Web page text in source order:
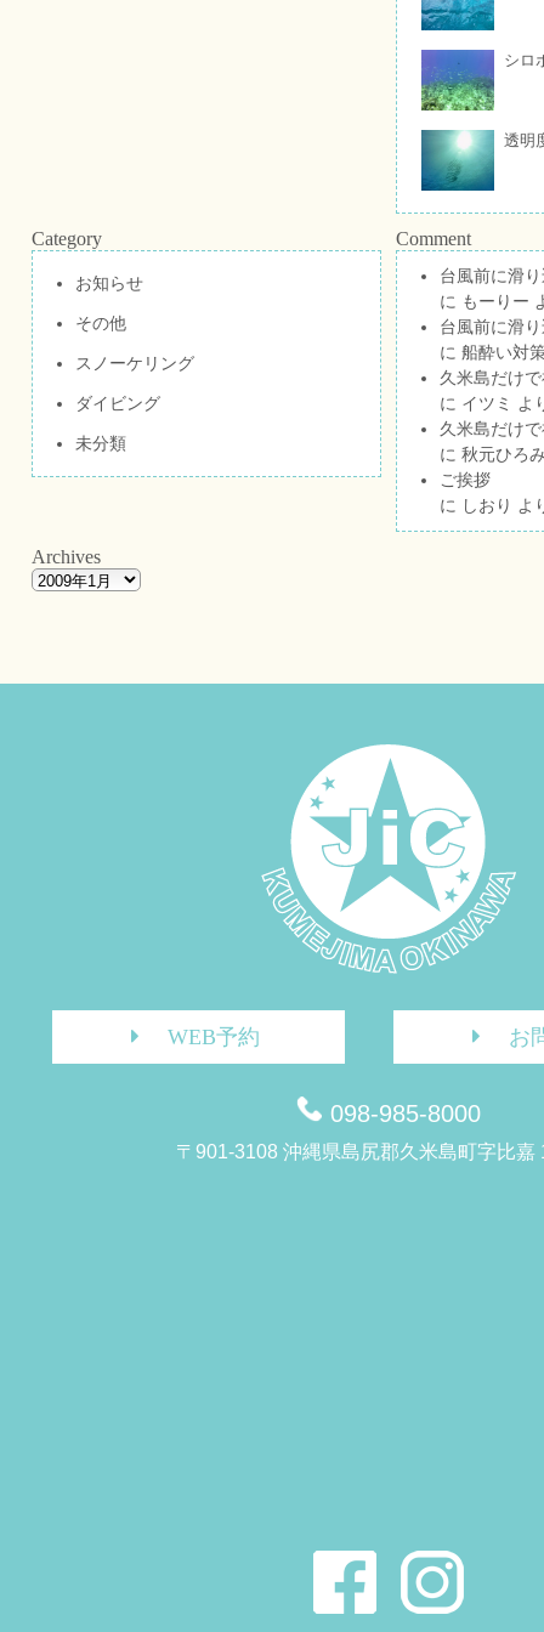
シロ
透明
Category
お知らせ
その他
スノーケリング
ダイビング
未分類
Comment
台風前に滑
に もーりー
台風前に滑
に 船酔い対
久米島だけ
に イツミ
よ
久米島だけ
に 秋元ひろ
ご挨拶
に しおり よ
Archives
WEB予約 お
098-985-8000
〒901-3108 沖縄県島尻郡久米島町字比嘉